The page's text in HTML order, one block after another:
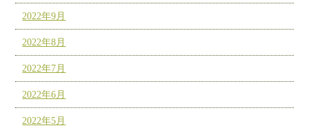
2022年9月
2022年8月
2022年7月
2022年6月
2022年5月